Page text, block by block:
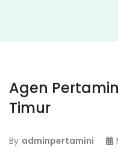
Agen
Timur
By adminpertamini